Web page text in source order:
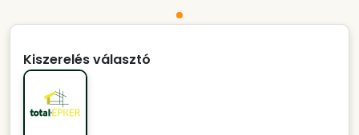
Kiszerelés választó